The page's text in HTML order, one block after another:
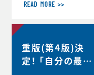
ーで、たくさんの印象
ていました。時事通信
け、大関選手のコメン
トの「真意」をスポー
ツ心理学の視点から、
READ MORE >>
重版(第4版)決
定！ 「自分の最高